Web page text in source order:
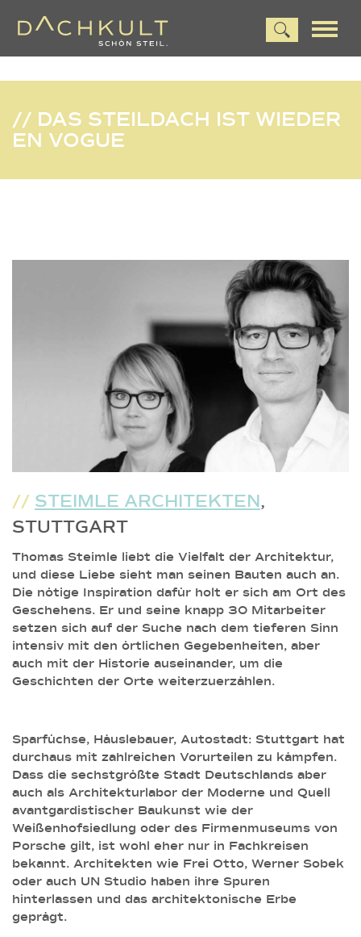
// DAS STEILDACH IST WIEDER
EN VOGUE
// STEIMLE ARCHITEKTEN,
STUTTGART
Thomas Steimle liebt die Vielfalt der Architektur,
und diese Liebe sieht man seinen Bauten auch an.
Die nötige Inspiration dafür holt er sich am Ort des
Geschehens. Er und seine knapp 30 Mitarbeiter
setzen sich auf der Suche nach dem tieferen Sinn
intensiv mit den örtlichen Gegebenheiten, aber
auch mit der Historie auseinander, um die
Geschichten der Orte weiterzuerzählen.
Sparfüchse, Häuslebauer, Autostadt: Stuttgart hat
durchaus mit zahlreichen Vorurteilen zu kämpfen.
Dass die sechstgrößte Stadt Deutschlands aber
auch als Architekturlabor der Moderne und Quell
avantgardistischer Baukunst wie der
Weißenhofsiedlung oder des Firmenmuseums von
Porsche gilt, ist wohl eher nur in Fachkreisen
bekannt. Architekten wie Frei Otto, Werner Sobek
oder auch UN Studio haben ihre Spuren
hinterlassen und das architektonische Erbe
geprägt.